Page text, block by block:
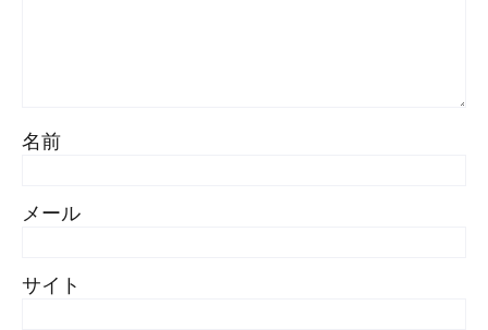
名前
メール
サイト